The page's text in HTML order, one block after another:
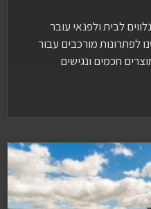
לבית ולפנאי עובר
לפתרונות מורכבים עבור
חכמים ונגישים